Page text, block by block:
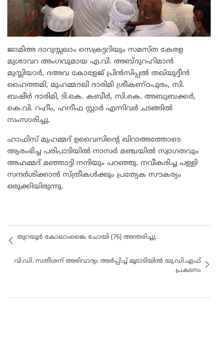
ജാമിഅ ദാറുസ്സലാം സെക്രട്ടറിയും സമസ്ത കേരള
മുശാവറ അംഗവുമായ എ.വി. അബ്ദുറഹിമാൻ
മുസ്ലിയാർ, ദഅവ കോളേജ് പ്രിൻസിപ്പൽ തഖ്‌യുദ്ദീൻ
ഹൈത്തമി, മുഹമ്മദലി ദാരിമി ശ്രീകണ്ഠപുരം, സി.
ബഷീർ ദാരിമി, ടി.കെ. കബീർ, സി.കെ. അബുബക്കർ,
കെ.വി. റഹീം, ഹനീഫ സ്റ്റാർ എന്നിവർ ചടങ്ങിൽ
സംസാരിച്ചു.
ഹാഫിസ് മുഹമ്മദ് ഉവൈസിന്റെ ഖിറാഅത്തോടെ
ആരംഭിച്ച പരിപാടിയിൽ നാസർ മഞ്ചയിൽ സ്വാഗതവും
അഹമ്മദ് മഞ്ഞാട്ടി നന്ദിയും പറഞ്ഞു. നവീകരിച്ച പള്ളി
സന്ദർശിക്കാൻ സ്ത്രീകൾക്കും പ്രത്യേക സൗകര്യം
ഒരുക്കിയിരുന്നു.
തുറയൂർ കോലാംങ്കൈ ചോയി (76) അന്തരിച്ചു.
വി.ഡി. സതീശന് അഭിവാദ്യം അർപ്പിച്ച് മൂടാടിയിൽ യു.ഡി.എഫ്
പ്രകടനം